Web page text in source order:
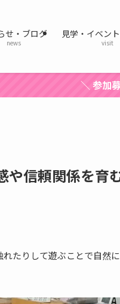
せ・ブログ
news
見学・イベン
visit
集！ほいく体験会 ／ 詳
や信頼関係を育
たりして遊ぶことで自然